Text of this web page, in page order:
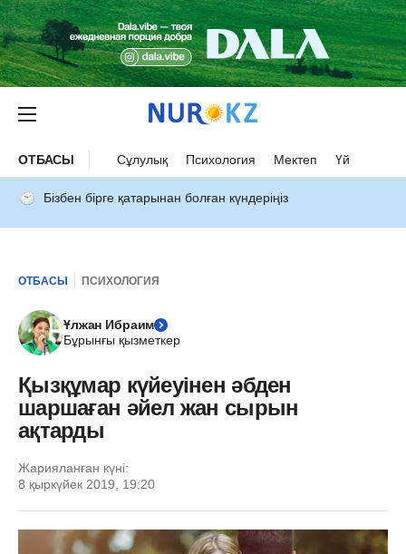
ОТБАСЫ Сұлулық Психология Мектеп Үй
Бізбен бірге қатарынан болған күндеріңіз
ОТБАСЫ ПСИХОЛОГИЯ
Ұлжан Ибраим
Бұрынғы қызметкер
Қызқұмар күйеуінен әбден
шаршаған әйел жан сырын
ақтарды
Жарияланған күні:
8 қыркүйек 2019, 19:20